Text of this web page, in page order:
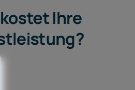
Ihre